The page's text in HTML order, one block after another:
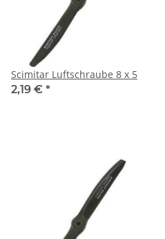
Scimitar Luftschraube 8 x 5
2,19 € *